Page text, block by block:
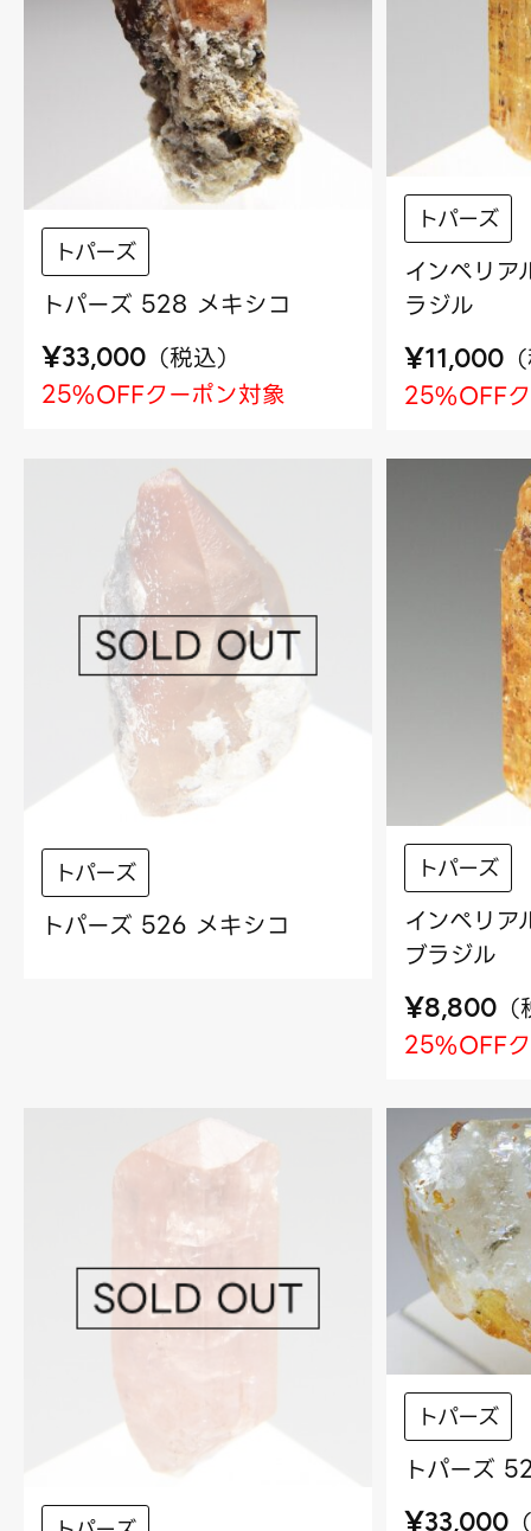
トパーズ
トパーズ 528 メキシコ
¥33,000 （税込）
25%OFFクーポン対象
トパーズ
インペリ
ラジル
¥11,000 （
25%OFF
トパーズ
トパーズ 526 メキシコ
トパーズ
インペリ
ブラジル
¥8,800 （
25%OFF
トパーズ
トパーズ
¥33,000 （